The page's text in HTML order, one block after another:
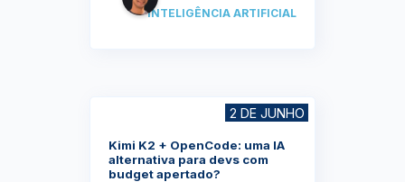
INTELIGÊNCIA ARTIFICIAL
Kimi K2 + OpenCode: uma IA
alternativa para devs com
budget apertado?
2 DE JUNHO